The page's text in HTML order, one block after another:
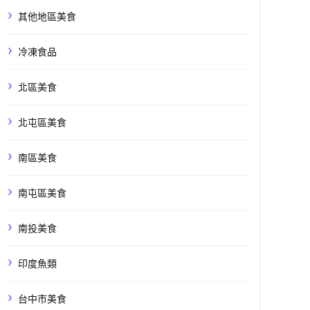
其他地區美食
冷凍食品
北區美食
北屯區美食
南區美食
南屯區美食
南投美食
印度魚類
台中市美食